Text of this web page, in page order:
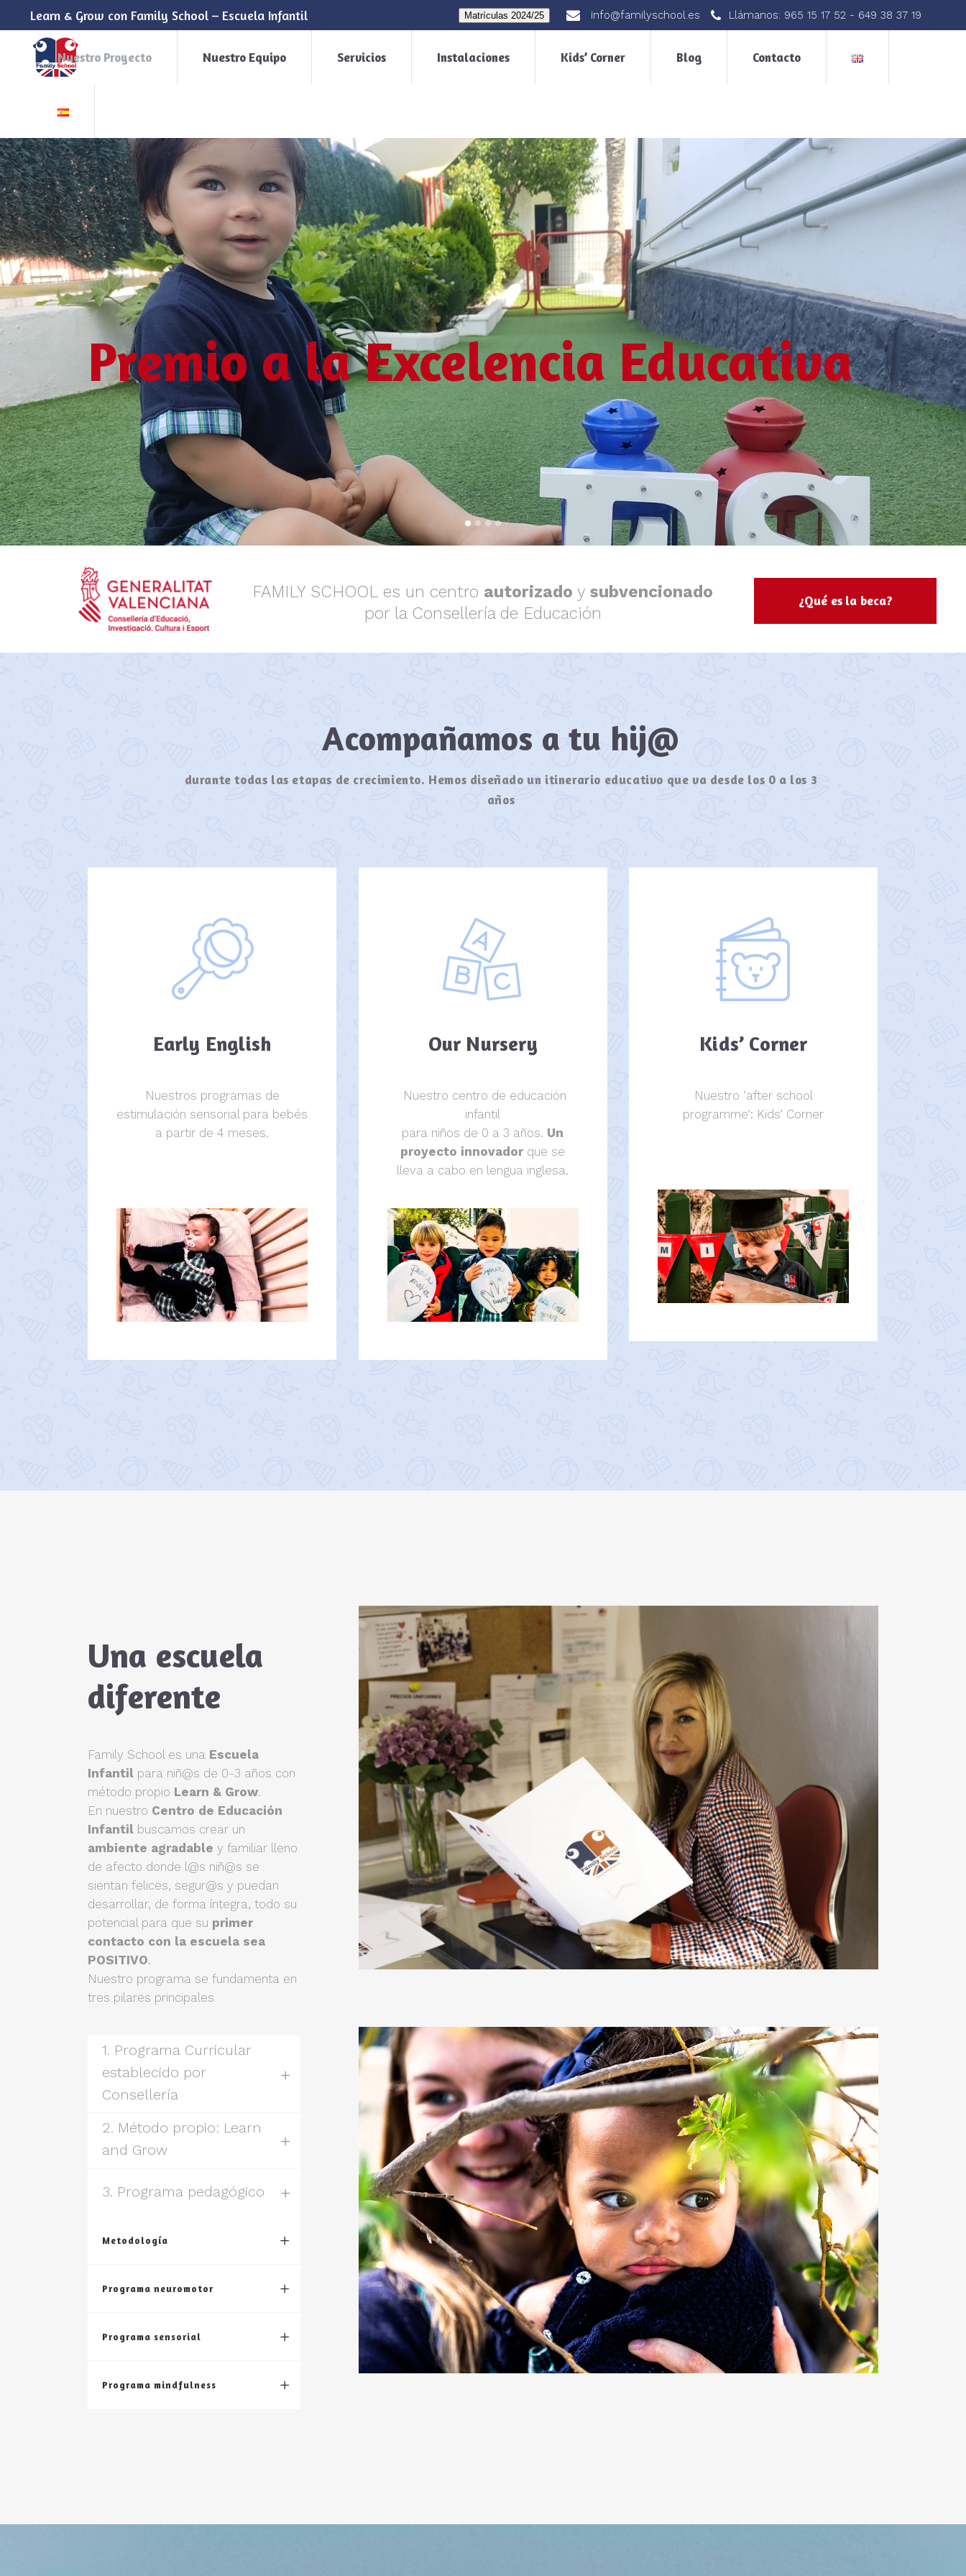
Learn & Grow con Family School – Escuela Infantil Matrículas 2024/25 info@familyschool.es Llámanos: 965 15 17 52 - 649 38 37 19
Nuestro Proyecto Nuestro Equipo Servicios Instalaciones Kids’ Corner Blog Contacto
Premio a la Excelencia Educativa
FAMILY SCHOOL es un centro autorizado ysubvencionado
por la Consellería de Educación
¿Qué es la beca?
Acompañamos a tu hij@
durante todas las etapas de crecimiento. Hemos diseñado un itinerario educativo que va desde los 0 a los 3
años
Early English
Nuestros programas de
estimulación sensorial para bebés
a partir de 4 meses.
Our Nursery
Nuestro centro de educación
infantil
para niños de 0 a 3 años. Un
proyecto innovador que se
lleva a cabo en lengua inglesa.
Kids’ Corner
Nuestro ‘after school
programme’: Kids’ Corner
Una escuela
diferente
Family School es una Escuela
Infantil para niñ@s de 0-3 años con
método propio Learn & Grow.
En nuestro Centro de Educación
Infantil buscamos crear un
ambiente agradable y familiar lleno
de afecto donde l@s niñ@s se
sientan felices, segur@s y puedan
desarrollar, de forma íntegra, todo su
potencial para que su primer
contacto con la escuela sea
POSITIVO.
Nuestro programa se fundamenta en
tres pilares principales
1. Programa Curricular
establecido por
Consellería
2. Método propio: Learn
and Grow
3. Programa pedagógico
Metodología
Programa neuromotor
Programa sensorial
Programa mindfulness